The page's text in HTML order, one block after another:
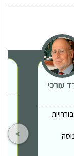
עורכי